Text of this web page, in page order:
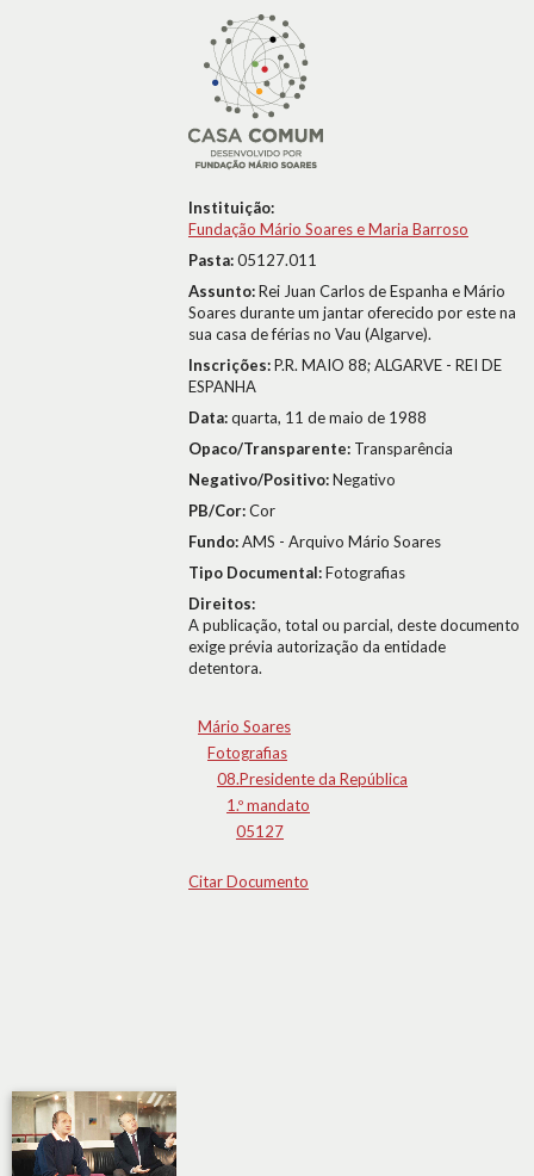
Instituição:
Fundação Mário Soares e Maria Barroso
Pasta:05127.011
Assunto:Rei Juan Carlos de Espanha e Mário
Soares durante um jantar oferecido por este na
sua casa de férias no Vau (Algarve).
Inscrições:P.R. MAIO 88; ALGARVE - REI DE
ESPANHA
Data:quarta, 11 de maio de 1988
Opaco/Transparente: Transparência
Negativo/Positivo:Negativo
PB/Cor:Cor
Fundo:AMS - Arquivo Mário Soares
Tipo Documental:Fotografias
Direitos:
A publicação, total ou parcial, deste documento
exige prévia autorização da entidade
detentora.
Mário Soares
Fotografias
08.Presidente da República
1.º mandato
05127
Citar Documento